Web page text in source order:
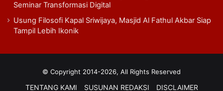
Seminar Transformasi Digital
Usung Filosofi Kapal Sriwijaya, Masjid Al Fathul Akbar Siap
Tampil Lebih Ikonik
© Copyright 2014-2026, All Rights Reserved
TENTANG KAMI SUSUNAN REDAKSI DISCLAIMER